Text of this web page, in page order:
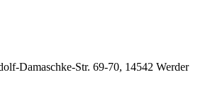
Damaschke-Str. 69-70, 14542 Werder